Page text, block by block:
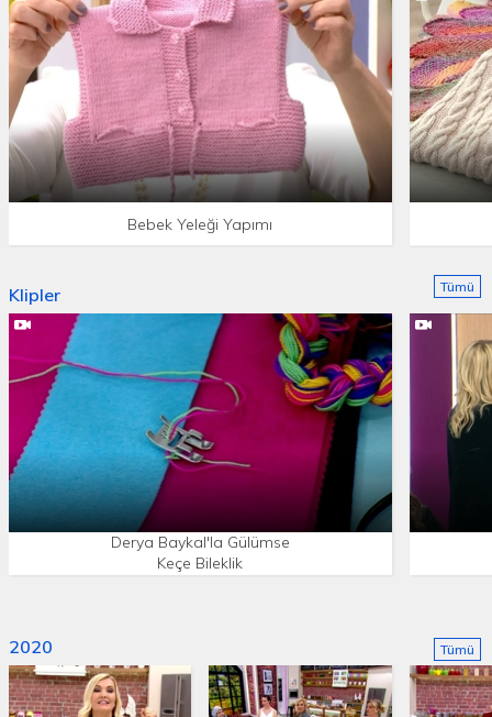
Bebek Yeleği Yapımı
Klipler
Derya Baykal'la Gülümse
Keçe Bileklik
Tümü
2020 Tümü